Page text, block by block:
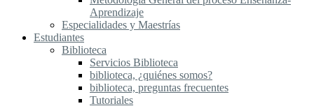
Aprendizaje
Especialidades y Maestrías
Estudiantes
Biblioteca
Servicios Biblioteca
biblioteca, ¿quiénes somos?
biblioteca, preguntas frecuentes
Tutoriales